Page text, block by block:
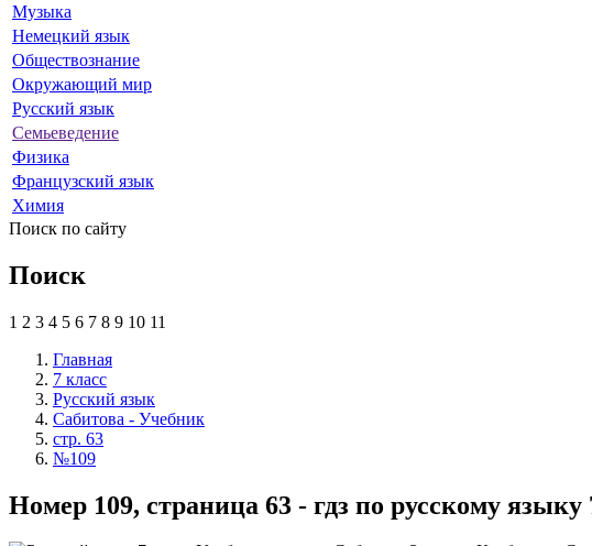
Музыка
Немецкий язык
Обществознание
Окружающий мир
Русский язык
Семьеведение
Физика
Французский язык
Химия
Поиск по сайту
Поиск
1 2 3 4 5 6 7 8 9 10 11
Главная
7 класс
Русский язык
Сабитова - Учебник
стр. 63
№109
Номер 109, страница 63 - гдз по русскому